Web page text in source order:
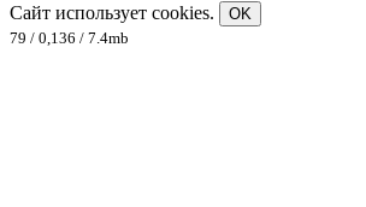
Сайт использует cookies.
OK
79 / 0,136 / 7.4mb